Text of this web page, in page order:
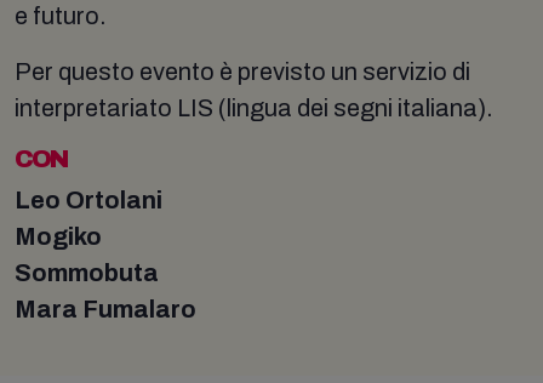
e futuro.
Per questo evento è previsto un servizio di
interpretariato LIS (lingua dei segni italiana).
CON
Leo Ortolani
Mogiko
Sommobuta
Mara Fumalaro